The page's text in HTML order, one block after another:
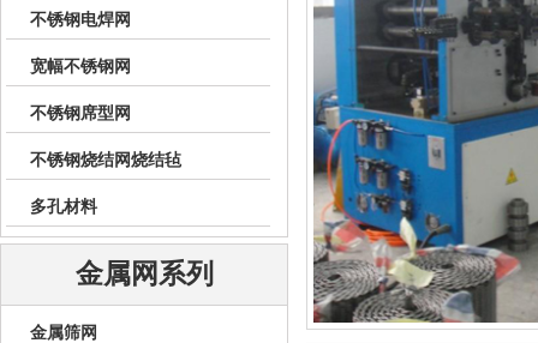
不锈钢电焊网
宽幅不锈钢网
不锈钢席型网
不锈钢烧结网烧结毡
多孔材料
金属网系列
金属筛网